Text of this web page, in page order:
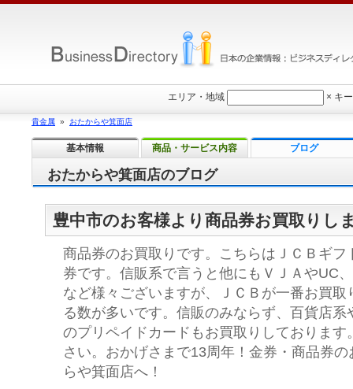
おたからや箕面店のブログ
豊中市のお客様より商品券お買取りし
商品券のお買取りです。こちらはＪＣＢギフ
券です。信販系で言うと他にもＶＪＡやUC
など様々ございますが、ＪＣＢが一番お買取
る数が多いです。信販のみならず、百貨店系
のプリペイドカードもお買取りしております
さい。おかげさまで13周年！金券・商品券
らや箕面店へ！
エリア・地域 × キ
貴金属 » おたからや箕面店
基本情報 商品・サービス内容 ブログ